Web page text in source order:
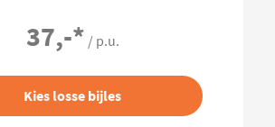
37,-* / p.u.
Kies losse bijles